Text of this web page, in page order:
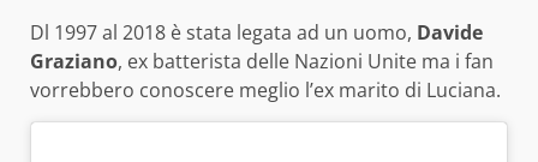
Dl 1997 al 2018 è stata legata ad un uomo, Davide
Graziano, ex batterista delle Nazioni Unite ma i fan
vorrebbero conoscere meglio l’ex marito di Luciana.